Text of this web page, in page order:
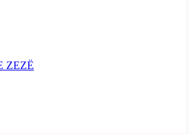
ZEZË